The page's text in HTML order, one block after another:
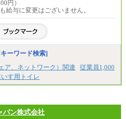
円）
給与に変更はございません。
ーワード検索]
ア、ネットワーク）関連
従業員1,000
す用トイレ
パン株式会社